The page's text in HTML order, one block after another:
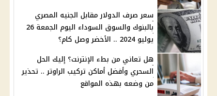
سعر صرف الدولار مقابل الجنيه المصري
بالبنوك والسوق السوداء اليوم الجمعة 26
يوليو 2024 .. الأخضر وصل كام؟
هل تعاني من بطء الإنترنت؟ إليك الحل
السحري وأفضل أماكن تركيب الراوتر .. تحذير
من وضعه بهذه المواقع